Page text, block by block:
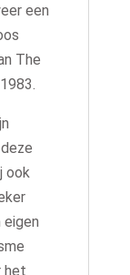
een
The
ook
eigen
het